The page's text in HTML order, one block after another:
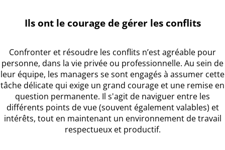
Ils ont le courage de gérer les conflits
Confronter et résoudre les conflits n’est agréable pour
personne, dans la vie privée ou professionnelle. Au sein de
leur équipe, les managers se sont engagés à assumer cette
tâche délicate qui exige un grand courage et une remise en
question permanente. Il s'agit de naviguer entre les
différents points de vue (souvent également valables) et
intérêts, tout en maintenant un environnement de travail
respectueux et productif.